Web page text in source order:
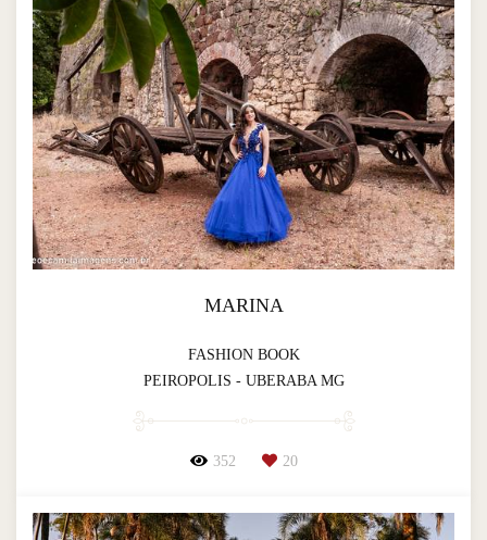
MARINA
FASHION BOOK
PEIROPOLIS - UBERABA MG
352 20